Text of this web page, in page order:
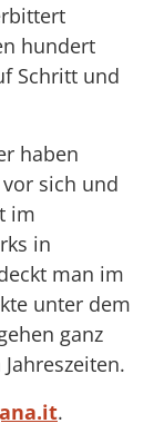
hundert
Schritt und
haben
sich und
im
in
man im
unter dem
ganz
.